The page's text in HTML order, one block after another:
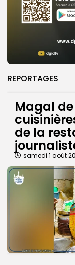
REPORTAGES
Magal de
de la
samedi 1 août